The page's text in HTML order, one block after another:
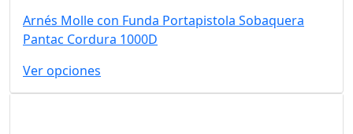
Arnés Molle con Funda Portapistola Sobaquera
Pantac Cordura 1000D
Ver opciones